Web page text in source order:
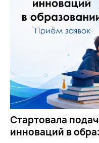
Стартовала
инноваций в